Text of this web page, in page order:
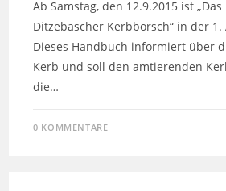
Ab Samstag, den 12.9.2015 ist
Ditzebäscher Kerbborsch“ in der
Dieses Handbuch informiert über
Kerb und soll den amtierenden
die…
0 KOMMENTARE